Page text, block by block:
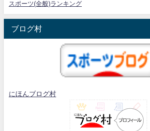
スポーツ(全般)ランキング
ブログ村
にほんブログ村